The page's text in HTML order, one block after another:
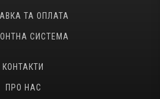
ТА ОПЛАТА
СИСТЕМА
КОНТАКТИ
ПРО НАС